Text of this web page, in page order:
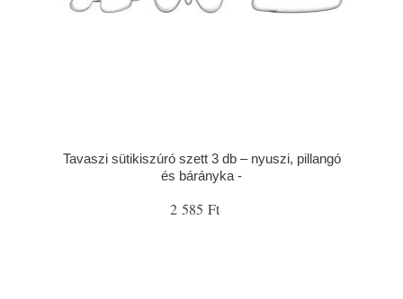
Tavaszi sütikiszúró szett 3 db – nyuszi, pillangó
és bárányka -
2 585 Ft